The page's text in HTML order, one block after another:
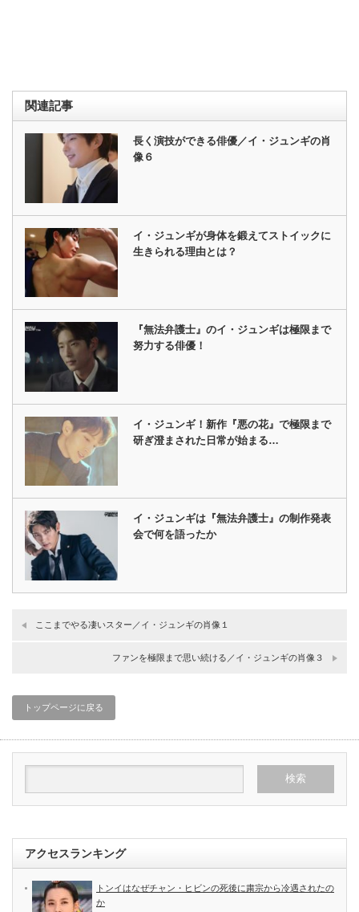
関連記事
長く演技ができる俳優／イ・ジュンギの肖
像６
イ・ジュンギが身体を鍛えてストイックに
生きられる理由とは？
『無法弁護士』のイ・ジュンギは極限まで
努力する俳優！
イ・ジュンギ！新作『悪の花』で極限まで
研ぎ澄まされた日常が始まる…
イ・ジュンギは『無法弁護士』の制作発表
会で何を語ったか
ここまでやる凄いスター／イ・ジュンギの肖像１
ファンを極限まで思い続ける／イ・ジュンギの肖像３
トップページに戻る
アクセスランキング
トンイはなぜチャン・ヒビンの死後に粛宗から冷遇されたの
か